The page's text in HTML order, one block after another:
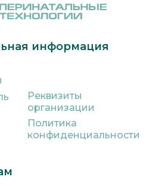
информация
Реквизиты
организации
Политика
конфиденциальности